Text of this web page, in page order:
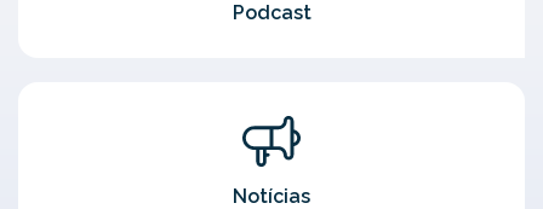
Podcast
Notícias